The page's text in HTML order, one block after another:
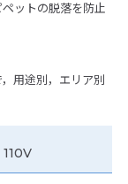
ットの脱落を防止
用途別，エリア別